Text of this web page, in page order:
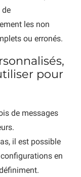
de
les non
ou erronés.
pour
de messages
il est possible
en